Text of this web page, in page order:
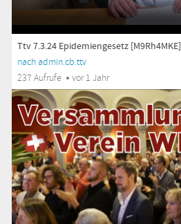
Ttv 7.3.24 Epidemiengesetz [M9Rh4MKE]
nach admin.cb.ttv
237 Aufrufe
vor 1 Jahr